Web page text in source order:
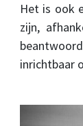
Het is ook
zijn,
inrichtbaar